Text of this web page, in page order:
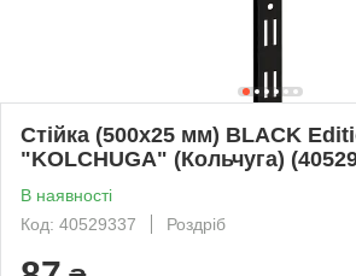
Стійка (500х25 мм) BLACK
"KOLCHUGA" (Кольчуга)
В наявності
Код: 40529337
Роздріб